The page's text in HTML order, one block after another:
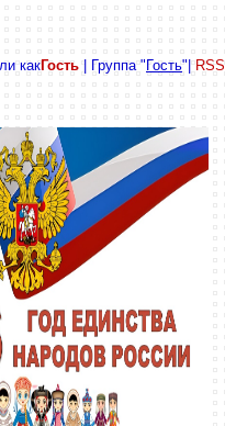
какГость | Группа " Гость"| RSS